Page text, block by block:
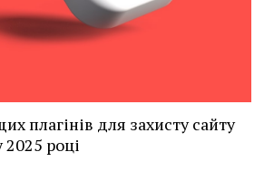
плагінів для захисту сайту
2025 році